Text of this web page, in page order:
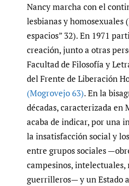
Nancy marcha con el
lesbianas y homosexuales
espacios” 32). En 1971
creación, junto a otras
Facultad de Filosofía y
del Frente de Liberación
(Mogrovejo 63). En la
décadas, caracterizada en
acaba de indicar, por una
la insatisfacción social y
entre grupos sociales
campesinos, intelectuales,
guerrilleros— y un Estado